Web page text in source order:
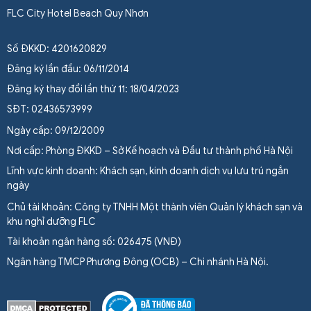
FLC City Hotel Beach Quy Nhơn
Số ĐKKD: 4201620829
Đăng ký lần đầu: 06/11/2014
Đăng ký thay đổi lần thứ 11: 18/04/2023
SĐT: 02436573999
Ngày cấp: 09/12/2009
Nơi cấp: Phòng ĐKKD – Sở Kế hoạch và Đầu tư thành phố Hà Nội
Lĩnh vực kinh doanh: Khách sạn, kinh doanh dịch vụ lưu trú ngắn
ngày
Chủ tài khoản: Công ty TNHH Một thành viên Quản lý khách sạn và
khu nghỉ dưỡng FLC
Tài khoản ngân hàng số: 026475 (VNĐ)
Ngân hàng TMCP Phương Đông (OCB) – Chi nhánh Hà Nội.